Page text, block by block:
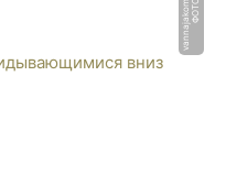
Ф
О
Т
О:
v
a
n
n
aj
a
k
o
m
n
a
t
a.
r